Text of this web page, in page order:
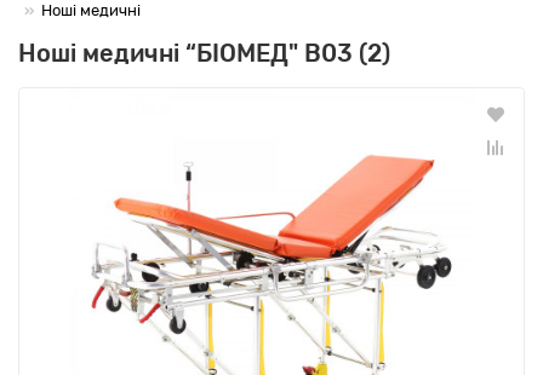
Ноші медичні
Ноші медичні “БІОМЕД" B03 (2)